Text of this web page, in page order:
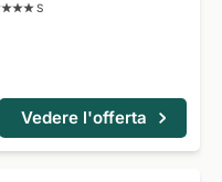
S
Vedere l'offerta